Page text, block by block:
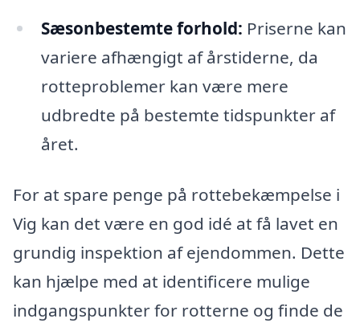
Sæsonbestemte forhold: Priserne kan
variere afhængigt af årstiderne, da
rotteproblemer kan være mere
udbredte på bestemte tidspunkter af
året.
For at spare penge på rottebekæmpelse i
Vig kan det være en god idé at få lavet en
grundig inspektion af ejendommen. Dette
kan hjælpe med at identificere mulige
indgangspunkter for rotterne og finde de